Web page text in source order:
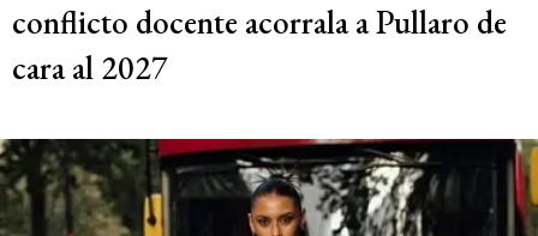
conflicto docente acorrala a Pullaro de
cara al 2027